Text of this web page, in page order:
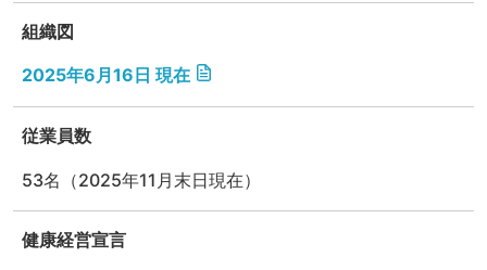
組織図
2025年6月16日 現在
従業員数
53名（2025年11月末日現在）
健康経営宣言